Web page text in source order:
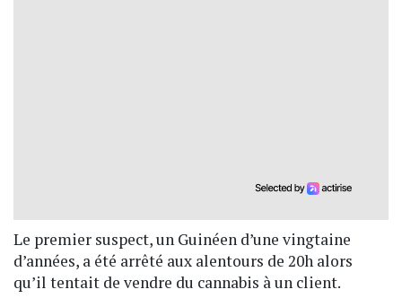
Le premier suspect, un Guinéen d’une vingtaine
d’années, a été arrêté aux alentours de 20h alors
qu’il tentait de vendre du cannabis à un client.